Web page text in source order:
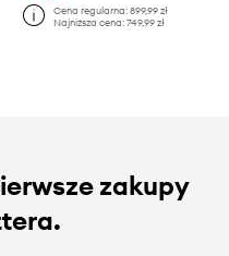
Cena regularna: 899,99 zł
Najniższa cena: 749,99 zł
zakupy